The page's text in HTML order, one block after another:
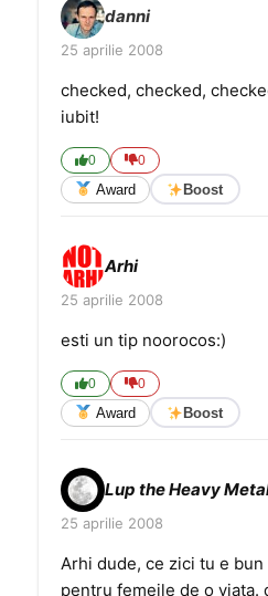
danni
25 aprilie 2008
checked, checked,
iubit!
0 0
Award Boost
Arhi
25 aprilie 2008
esti un tip noorocos:)
0 0
Award Boost
Lup the Heavy
25 aprilie 2008
Arhi dude, ce zici tu e
pentru femeile de o viata.